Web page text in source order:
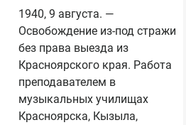
1940, 9 августа. —
Освобождение из-под стражи
без права выезда из
Красноярского края. Работа
преподавателем в
музыкальных училищах
Красноярска, Кызыла,